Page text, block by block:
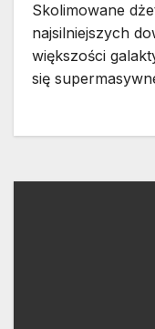
Skolimowane
najsilniejszych
większości
się